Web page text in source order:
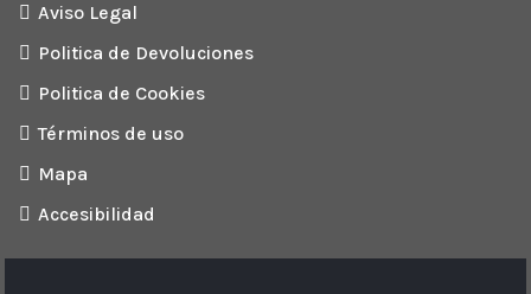
Aviso Legal
Politica de Devoluciones
Politica de Cookies
Términos de uso
Mapa
Accesibilidad